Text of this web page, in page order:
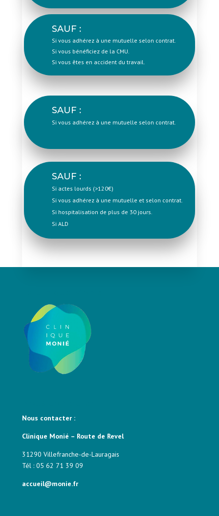
SAUF :
Si vous adhérez à une mutuelle selon contrat.
Si vous bénéficiez de la CMU.
Si vous êtes en accident du travail.
SAUF :
Si vous adhérez à une mutuelle selon contrat.
SAUF :
Si actes lourds (>120€)
Si vous adhérez à une mutuelle et selon contrat.
Si hospitalisation de plus de 30 jours.
Si ALD
Nous contacter :
Clinique Monié – Route de Revel
31290 Villefranche-de-Lauragais
Tél : 05 62 71 39 09
accueil@monie.fr